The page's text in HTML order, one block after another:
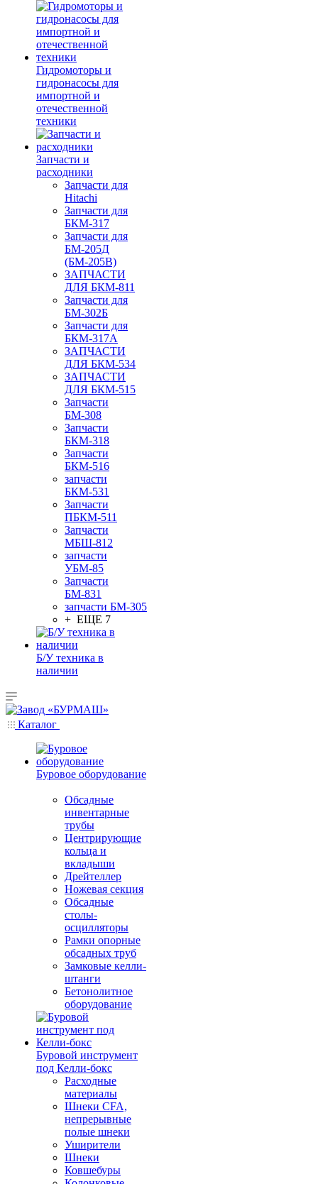
Гидромоторы и
гидронасосы для
импортной и
отечественной
техники
Запчасти и
расходники
Запчасти для
Hitachi
Запчасти для
БКМ-317
Запчасти для
БМ-205Д
(БМ-205В)
ЗАПЧАСТИ
ДЛЯ БКМ-811
Запчасти для
БМ-302Б
Запчасти для
БКМ-317А
ЗАПЧАСТИ
ДЛЯ БКМ-534
ЗАПЧАСТИ
ДЛЯ БКМ-515
Запчасти
БМ-308
Запчасти
БКМ-318
Запчасти
БКМ-516
запчасти
БКМ-531
Запчасти
ПБКМ-511
Запчасти
МБШ-812
запчасти
УБМ-85
Запчасти
БМ-831
запчасти БМ-305
+ ЕЩЕ 7
Б/У техника в
наличии
Каталог
Буровое оборудование
Обсадные
инвентарные
трубы
Центрирующие
кольца и
вкладыши
Дрейтеллер
Ножевая секция
Обсадные
столы-
осцилляторы
Рамки опорные
обсадных труб
Замковые келли-
штанги
Бетонолитное
оборудование
Буровой инструмент
под Келли-бокс
Расходные
материалы
Шнеки CFA,
непрерывные
полые шнеки
Уширители
Шнеки
Ковшебуры